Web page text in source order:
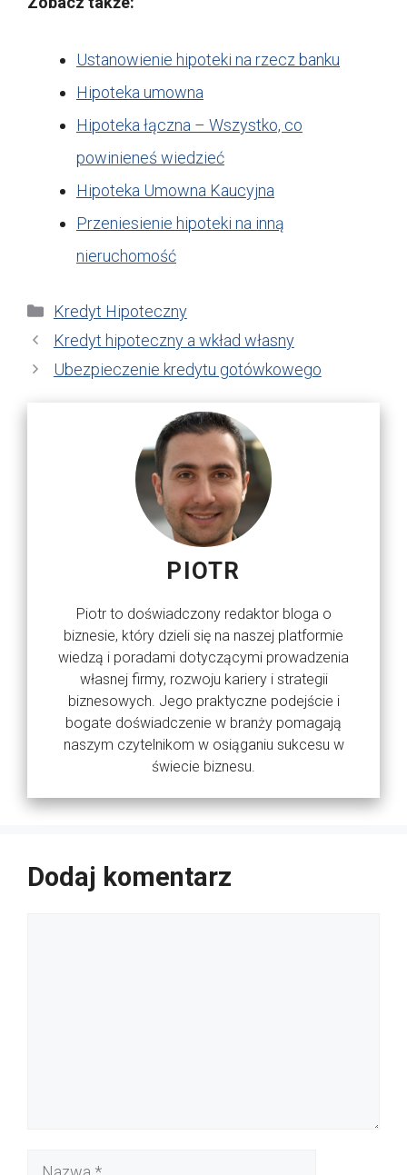
Ustanowienie hipoteki na rzecz banku
Hipoteka umowna
Hipoteka łączna – Wszystko, co
powinieneś wiedzieć
Hipoteka Umowna Kaucyjna
Przeniesienie hipoteki na inną
nieruchomość
Kategorie
Kredyt Hipoteczny
Kredyt hipoteczny a wkład własny
Ubezpieczenie kredytu gotówkowego
PIOTR
Piotr to doświadczony redaktor bloga o
biznesie, który dzieli się na naszej platformie
wiedzą i poradami dotyczącymi prowadzenia
własnej firmy, rozwoju kariery i strategii
biznesowych. Jego praktyczne podejście i
bogate doświadczenie w branży pomagają
naszym czytelnikom w osiąganiu sukcesu w
świecie biznesu.
Dodaj komentarz
Nazwa